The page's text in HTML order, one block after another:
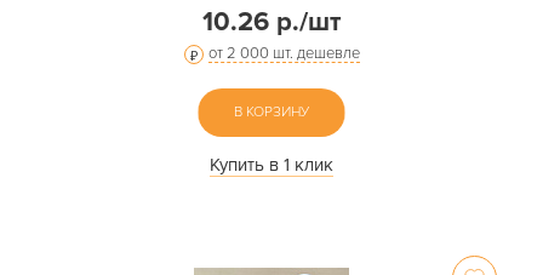
10.26 р./шт
от 2 000 шт. дешевле
В КОРЗИНУ
Купить в 1 клик